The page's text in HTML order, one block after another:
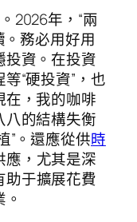
2026年，“兩
。務必用好用
投資。在投資
“硬投資”，也
在，我的咖啡
的結構失衡
”。還應從供時
應，尤其是深
助于擴展花費